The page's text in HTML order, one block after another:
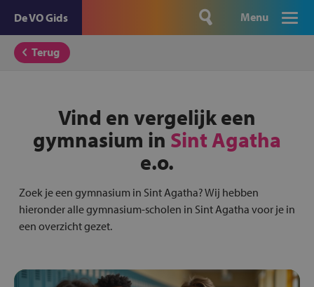
De VO Gids Menu
Terug
Vind en vergelijk een
gymnasium in Sint Agatha
e.o.
Zoek je een gymnasium in Sint Agatha? Wij hebben
hieronder alle gymnasium-scholen in Sint Agatha voor je in
een overzicht gezet.